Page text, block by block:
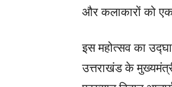
और कलाकारों को
इस महोत्सव का
उत्तराखंड के